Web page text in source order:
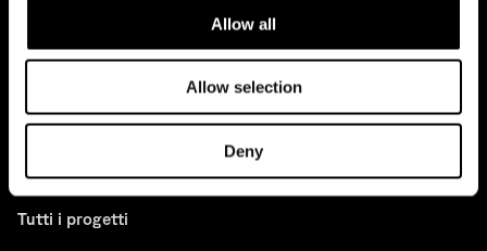
Allow all
Allow selection
Deny
Contatti
Casi studio
Tutti i progetti